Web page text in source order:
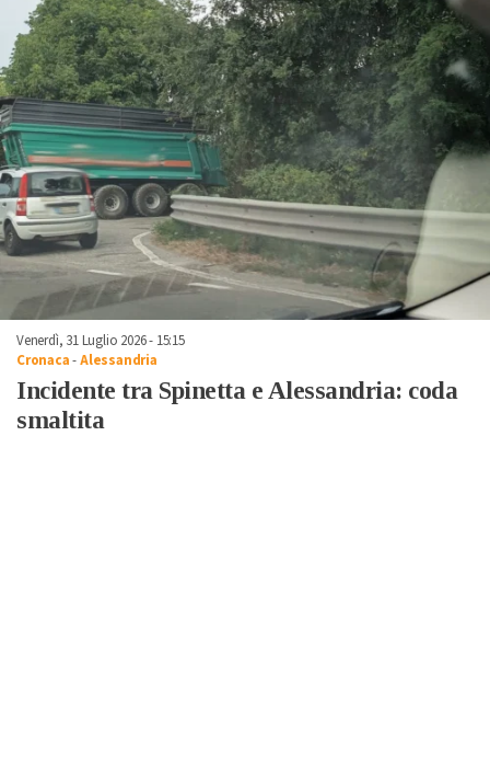
Venerdì, 31 Luglio 2026 - 15:15
Cronaca-Alessandria
Incidente tra Spinetta e Alessandria: coda
smaltita